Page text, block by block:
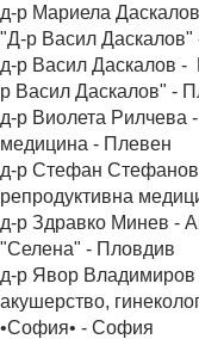
д-р Мариела
"Д-р Васил Даскалов"
д-р Васил Даскалов -
р Васил Даскалов" -
д-р Виолета Рилчева
медицина - Плевен
д-р Стефан Стефанов
репродуктивна
д-р Здравко Минев -
"Селена" - Пловдив
д-р Явор
акушерство,
•София• - София